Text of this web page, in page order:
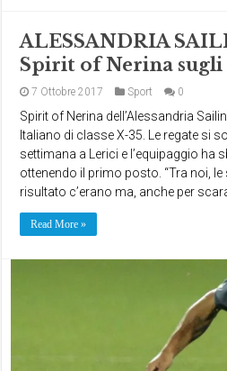
ALESSANDRIA
Spirit of Nerina sugli
7 Ottobre 2017 Sport 0
Spirit of Nerina dell’Alessandria
Italiano di classe X-35. Le regate si
settimana a Lerici e l’equipaggio ha
ottenendo il primo posto. “Tra noi,
risultato c’erano ma, anche per
Read More »